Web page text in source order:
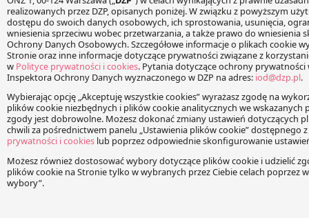
Imię
Adres e-mail